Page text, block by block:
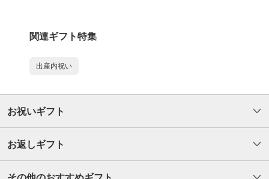
関連ギフト特集
出産内祝い
お祝いギフト
お返しギフト